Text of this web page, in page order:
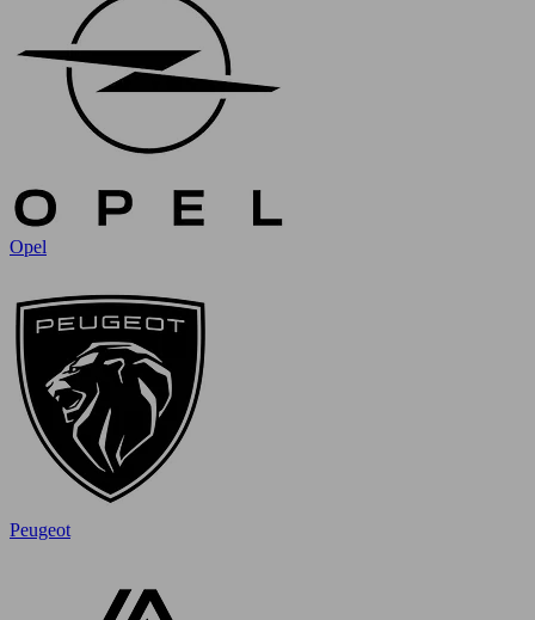
Opel
Peugeot